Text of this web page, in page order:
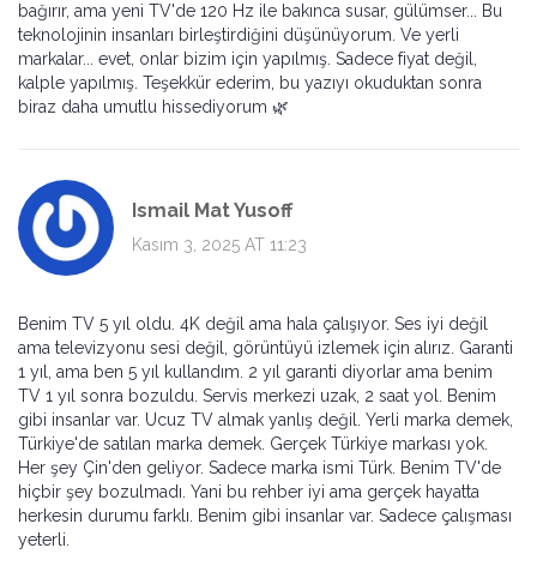
bağırır, ama yeni TV'de 120 Hz ile bakınca susar, gülümser... Bu
teknolojinin insanları birleştirdiğini düşünüyorum. Ve yerli
markalar... evet, onlar bizim için yapılmış. Sadece fiyat değil,
kalple yapılmış. Teşekkür ederim, bu yazıyı okuduktan sonra
biraz daha umutlu hissediyorum 🌿
Ismail Mat Yusoff
Kasım 3, 2025 AT 11:23
Benim TV 5 yıl oldu. 4K değil ama hala çalışıyor. Ses iyi değil
ama televizyonu sesi değil, görüntüyü izlemek için alırız. Garanti
1 yıl, ama ben 5 yıl kullandım. 2 yıl garanti diyorlar ama benim
TV 1 yıl sonra bozuldu. Servis merkezi uzak, 2 saat yol. Benim
gibi insanlar var. Ucuz TV almak yanlış değil. Yerli marka demek,
Türkiye'de satılan marka demek. Gerçek Türkiye markası yok.
Her şey Çin'den geliyor. Sadece marka ismi Türk. Benim TV'de
hiçbir şey bozulmadı. Yani bu rehber iyi ama gerçek hayatta
herkesin durumu farklı. Benim gibi insanlar var. Sadece çalışması
yeterli.